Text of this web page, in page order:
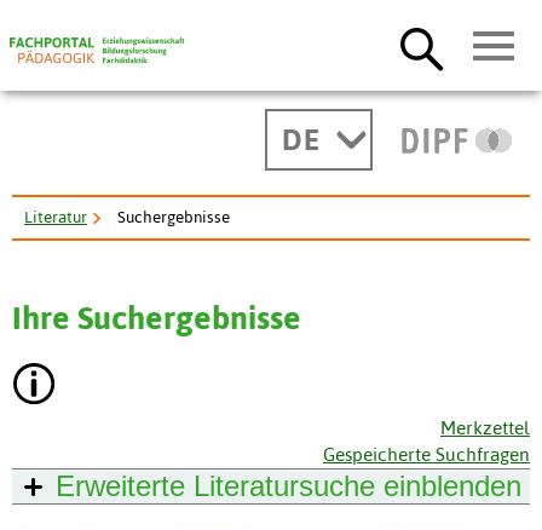
DE
Literatur Suchergebnisse
Ihre Suchergebnisse
Merkzettel
Gespeicherte Suchfragen
Erweiterte Literatursuche einblenden